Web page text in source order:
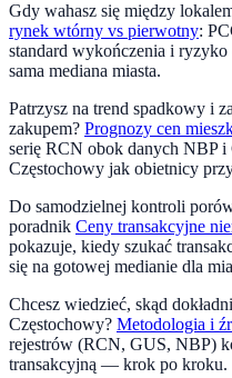
Gdy wahasz się między
rynek wtórny vs pierwotny:
standard wykończenia i ryzyko
sama mediana miasta.
Patrzysz na trend spadkowy i
zakupem? Prognozy cen
serię RCN obok danych NBP
Częstochowy jak obietnicy
Do samodzielnej kontroli
poradnik Ceny transakcyjne
pokazuje, kiedy szukać
się na gotowej medianie dla
Chcesz wiedzieć, skąd
Częstochowy? Metodologia i
rejestrów (RCN, GUS, NBP)
transakcyjną — krok po kroku.